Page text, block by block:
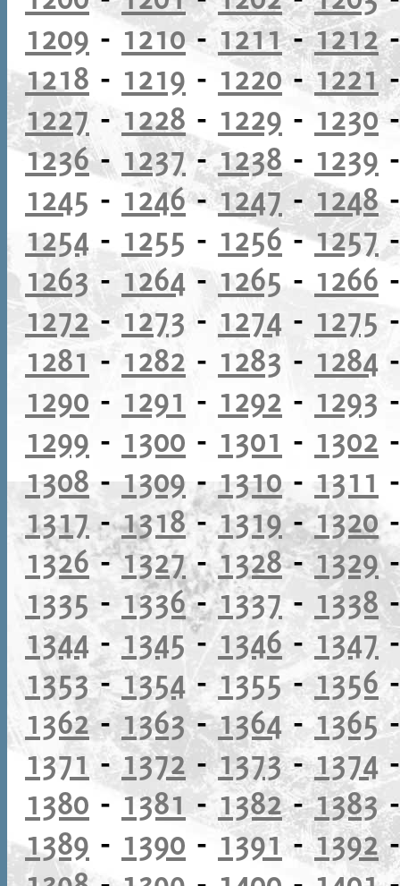
1209 - 1210-1211-1212
1218 - 1219 - 1220-1221
1227- 1228 - 1229 - 1230
1236- 1237-1238 - 1239
1245 - 1246-1247- 1248
1254 - 1255 - 1256-1257
1263 - 1264 - 1265 - 1266
1272- 1273 - 1274 - 1275
1281 - 1282 - 1283 - 1284
1290 - 1291 - 1292 - 1293
1299 - 1300 - 1301 - 1302
1308 - 1309 -1310- 1311
1317-1318-1319-1320
1326-1327-1328-1329
1335 - 1336-1337 - 1338
1344 - 1345- 1346-1347
1353-1354- 1355-1356
1362-1363-1364-1365
1371 -1372-1373-1374
1380 -1381 -1382-1383
1389 - 1390 - 1391-1392